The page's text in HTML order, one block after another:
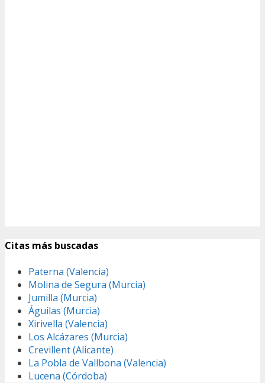
Citas más buscadas
Paterna (Valencia)
Molina de Segura (Murcia)
Jumilla (Murcia)
Águilas (Murcia)
Xirivella (Valencia)
Los Alcázares (Murcia)
Crevillent (Alicante)
La Pobla de Vallbona (Valencia)
Lucena (Córdoba)